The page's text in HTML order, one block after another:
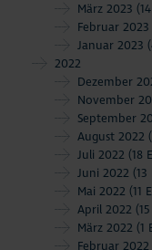
März 2023
Februar 2023
Januar 2023
2022
Dezember
November
September
August 2022
Juli 2022 (18
Juni 2022
Mai 2022 (11
April 2022
März 2022 (1
Februar 2022